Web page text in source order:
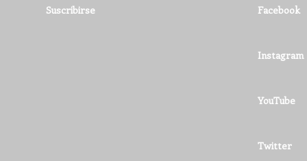
Suscribirse Facebook
Instagram
YouTube
Twitter